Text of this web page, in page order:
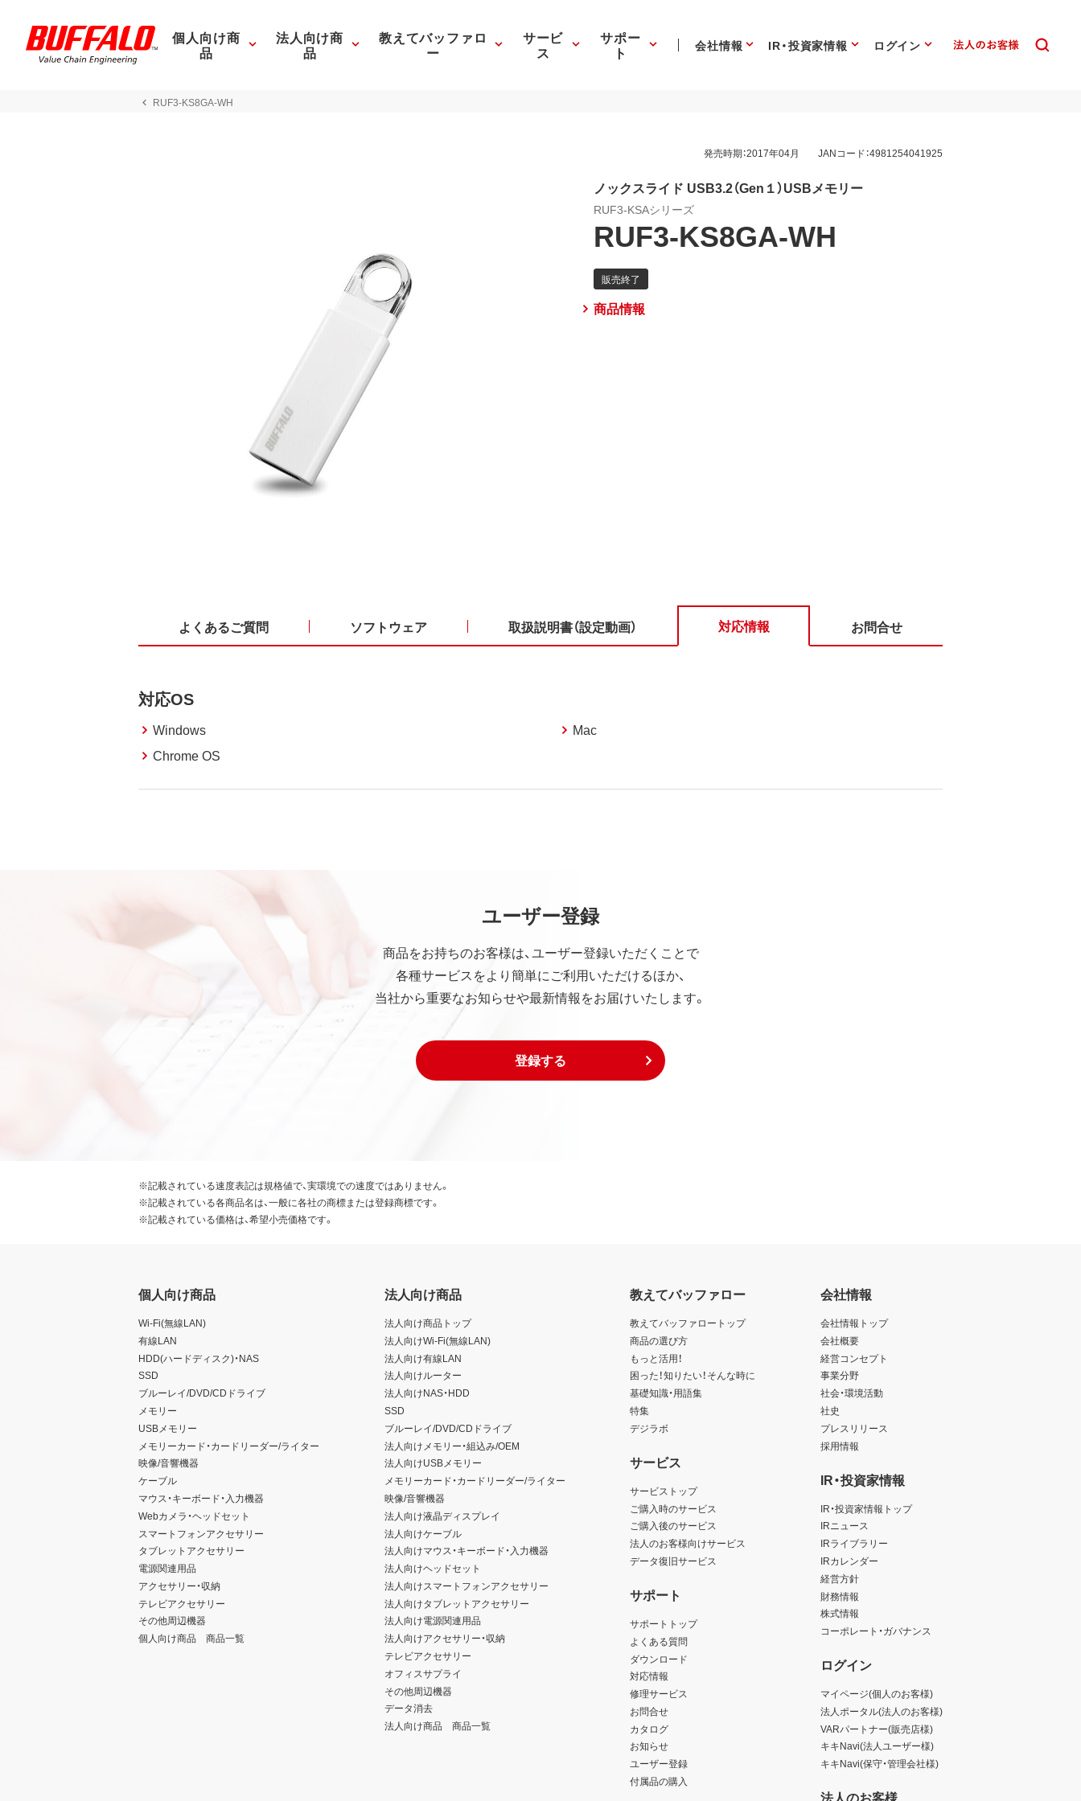
個人向け商
品
法人向け商
品
教えてバッファロ
ー
サービ
ス
サポー
ト 会社情報 IR・投資家情報 ログイン
RUF3-KS8GA-WH
発売時期：2017年04月 JANコード：4981254041925
ノックスライド USB3.2（Gen１）USBメモリー
RUF3-KSAシリーズ
RUF3-KS8GA-WH
商品情報
よくあるご質問 ソフトウェア 取扱説明書（設定動画） 対応情報 お問合せ
対応OS
Windows
Mac
Chrome OS
ユーザー登録
商品をお持ちのお客様は、ユーザー登録いただくことで
各種サービスをより簡単にご利用いただけるほか、
当社から重要なお知らせや最新情報をお届けいたします。
登録する
※記載されている速度表記は規格値で、実環境での速度ではありません。
※記載されている各商品名は、一般に各社の商標または登録商標です。
※記載されている価格は、希望小売価格です。
個人向け商品
Wi-Fi(無線LAN)
有線LAN
HDD(ハードディスク)・NAS
SSD
ブルーレイ/DVD/CDドライブ
メモリー
USBメモリー
メモリーカード・カードリーダー/ライター
映像/音響機器
ケーブル
マウス・キーボード・入力機器
Webカメラ・ヘッドセット
スマートフォンアクセサリー
タブレットアクセサリー
電源関連用品
アクセサリー・収納
テレビアクセサリー
その他周辺機器
個人向け商品 商品一覧
法人向け商品
法人向け商品トップ
法人向けWi-Fi(無線LAN)
法人向け有線LAN
法人向けルーター
法人向けNAS・HDD
SSD
ブルーレイ/DVD/CDドライブ
法人向けメモリー・組込み/OEM
法人向けUSBメモリー
メモリーカード・カードリーダー/ライター
映像/音響機器
法人向け液晶ディスプレイ
法人向けケーブル
法人向けマウス・キーボード・入力機器
法人向けヘッドセット
法人向けスマートフォンアクセサリー
法人向けタブレットアクセサリー
法人向け電源関連用品
法人向けアクセサリー・収納
テレビアクセサリー
オフィスサプライ
その他周辺機器
データ消去
法人向け商品 商品一覧
教えてバッファロー
教えてバッファロートップ
商品の選び方
もっと活用！
困った！知りたい！そんな時に
基礎知識・用語集
特集
デジラボ
サービス
サービストップ
ご購入時のサービス
ご購入後のサービス
法人のお客様向けサービス
データ復旧サービス
サポート
サポートトップ
よくある質問
ダウンロード
対応情報
修理サービス
お問合せ
カタログ
お知らせ
ユーザー登録
付属品の購入
会社情報
会社情報トップ
会社概要
経営コンセプト
事業分野
社会・環境活動
社史
プレスリリース
採用情報
IR・投資家情報
IR・投資家情報トップ
IRニュース
IRライブラリー
IRカレンダー
経営方針
財務情報
株式情報
コーポレート・ガバナンス
ログイン
マイページ(個人のお客様)
法人ポータル(法人のお客様)
VARパートナー(販売店様)
キキNavi(法人ユーザー様)
キキNavi(保守・管理会社様)